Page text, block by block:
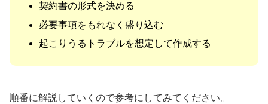
契約書の形式を決める
必要事項をもれなく盛り込む
起こりうるトラブルを想定して作成する
順番に解説していくので参考にしてみてください。